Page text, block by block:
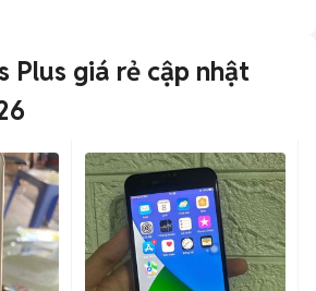
Plus giá rẻ cập nhật